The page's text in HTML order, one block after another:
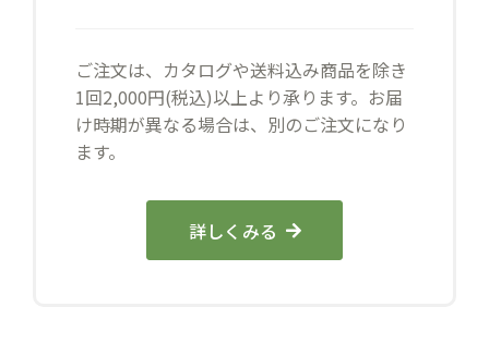
ご注文は、カタログや送料込み商品を除き
1回2,000円(税込)以上より承ります。お届
け時期が異なる場合は、別のご注文になり
ます。
詳しくみる